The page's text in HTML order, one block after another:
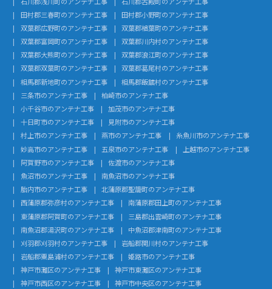
田村郡三春町のアンテナ工事
田村郡小野町のアンテナ工事
双葉郡広野町のアンテナ工事
双葉郡楢葉町のアンテナ工事
双葉郡富岡町のアンテナ工事
双葉郡川内村のアンテナ工事
双葉郡大熊町のアンテナ工事
双葉郡浪江町のアンテナ工事
双葉郡双葉町のアンテナ工事
双葉郡葛尾村のアンテナ工事
相馬郡新地町のアンテナ工事
相馬郡飯舘村のアンテナ工事
三条市のアンテナ工事
柏崎市のアンテナ工事
小千谷市のアンテナ工事
加茂市のアンテナ工事
十日町市のアンテナ工事
見附市のアンテナ工事
村上市のアンテナ工事
燕市のアンテナ工事
糸魚川市のアンテナ工事
妙高市のアンテナ工事
五泉市のアンテナ工事
上越市のアンテナ工事
阿賀野市のアンテナ工事
佐渡市のアンテナ工事
魚沼市のアンテナ工事
南魚沼市のアンテナ工事
胎内市のアンテナ工事
北蒲原郡聖籠町のアンテナ工事
西蒲原郡弥彦村のアンテナ工事
南蒲原郡田上町のアンテナ工事
東蒲原郡阿賀町のアンテナ工事
三島郡出雲崎町のアンテナ工事
南魚沼郡湯沢町のアンテナ工事
中魚沼郡津南町のアンテナ工事
刈羽郡刈羽村のアンテナ工事
岩船郡関川村のアンテナ工事
岩船郡粟島浦村のアンテナ工事
姫路市のアンテナ工事
神戸市灘区のアンテナ工事
神戸市東灘区のアンテナ工事
神戸市西区のアンテナ工事
神戸市中央区のアンテナ工事